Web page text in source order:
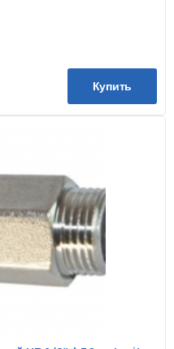
Купить